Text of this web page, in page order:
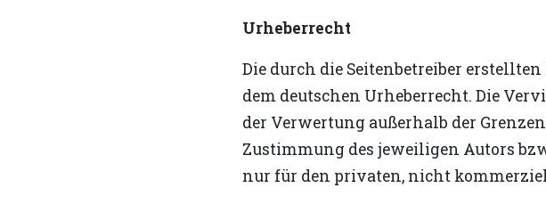
Urheberrecht
Die durch die Seitenbetreiber
dem deutschen Urheberrecht. Die
der Verwertung außerhalb der
Zustimmung des jeweiligen Autors
nur für den privaten, nicht